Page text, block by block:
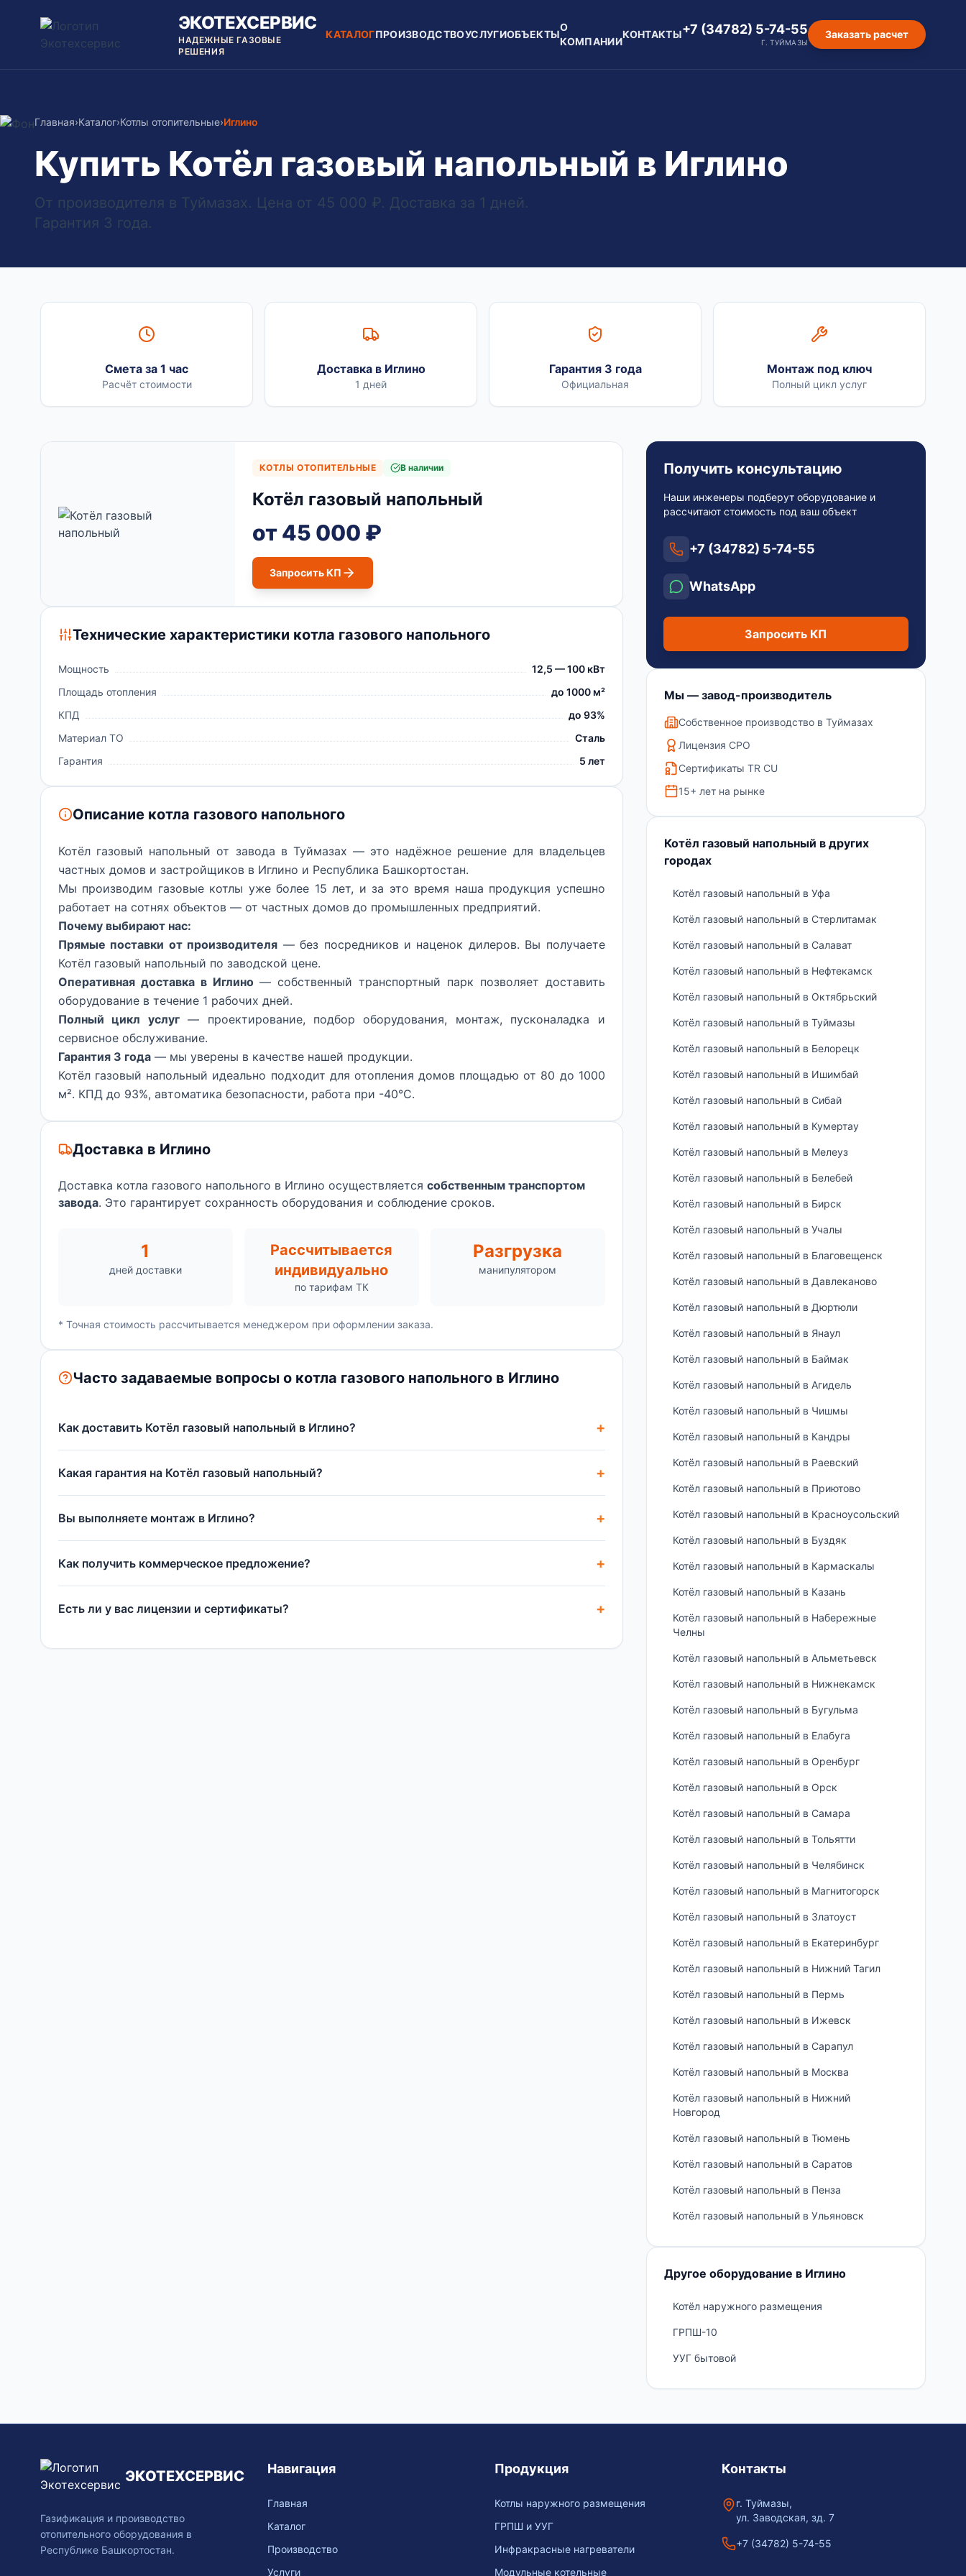
ЭКОТЕХСЕРВИС
НАДЕЖНЫЕ ГАЗОВЫЕ
РЕШЕНИЯ
КАТАЛОГПРОИЗВОДСТВОУСЛУГИОБЪЕКТЫ
О
КОМПАНИИ
КОНТАКТЫ+7 (34782) 5-74-55
Г. ТУЙМАЗЫ
Заказать расчет
Главная›Каталог›Котлы отопительные›Иглино
Купить Котёл газовый напольный в Иглино
От производителя в Туймазах. Цена от 45 000 ₽. Доставка за 1 дней.
Гарантия 3 года.
Смета за 1 час
Расчёт стоимости
Доставка в Иглино
1 дней
Гарантия 3 года
Официальная
Монтаж под ключ
Полный цикл услуг
КОТЛЫ ОТОПИТЕЛЬНЫЕ В наличии
Котёл газовый напольный
от 45 000 ₽
Запросить КП
Технические характеристики котла газового напольного
Мощность
12,5 — 100 кВт
Площадь отопления
до 1000 м²
КПД
до 93%
Материал ТО
Сталь
Гарантия
5 лет
Описание котла газового напольного
Котёл газовый напольный от завода в Туймазах — это надёжное решение для владельцев
частных домов и застройщиков в Иглино и Республика Башкортостан.
Мы производим газовые котлы уже более 15 лет, и за это время наша продукция успешно
работает на сотнях объектов — от частных домов до промышленных предприятий.
Почему выбирают нас:
Прямые поставки от производителя — без посредников и наценок дилеров. Вы получаете
Котёл газовый напольный по заводской цене.
Оперативная доставка в Иглино— собственный транспортный парк позволяет доставить
оборудование в течение 1 рабочих дней.
Полный цикл услуг— проектирование, подбор оборудования, монтаж, пусконаладка и
сервисное обслуживание.
Гарантия 3 года — мы уверены в качестве нашей продукции.
Котёл газовый напольный идеально подходит для отопления домов площадью от 80 до 1000
м². КПД до 93%, автоматика безопасности, работа при -40°C.
Доставка в Иглино
Доставка котла газового напольного в Иглино осуществляется собственным транспортом
завода. Это гарантирует сохранность оборудования и соблюдение сроков.
1
дней доставки
Рассчитывается
индивидуально
по тарифам ТК
Разгрузка
манипулятором
* Точная стоимость рассчитывается менеджером при оформлении заказа.
Часто задаваемые вопросы о котла газового напольного в Иглино
Как доставить Котёл газовый напольный в Иглино?
Какая гарантия на Котёл газовый напольный?
Вы выполняете монтаж в Иглино?
Как получить коммерческое предложение?
Есть ли у вас лицензии и сертификаты?
Получить консультацию
Наши инженеры подберут оборудование и
рассчитают стоимость под ваш объект
+7 (34782) 5-74-55
WhatsApp
Запросить КП
Мы — завод-производитель
Собственное производство в Туймазах
Лицензия СРО
Сертификаты TR CU
15+ лет на рынке
Котёл газовый напольный в других
городах
Котёл газовый напольный в Уфа
Котёл газовый напольный в Стерлитамак
Котёл газовый напольный в Салават
Котёл газовый напольный в Нефтекамск
Котёл газовый напольный в Октябрьский
Котёл газовый напольный в Туймазы
Котёл газовый напольный в Белорецк
Котёл газовый напольный в Ишимбай
Котёл газовый напольный в Сибай
Котёл газовый напольный в Кумертау
Котёл газовый напольный в Мелеуз
Котёл газовый напольный в Белебей
Котёл газовый напольный в Бирск
Котёл газовый напольный в Учалы
Котёл газовый напольный в Благовещенск
Котёл газовый напольный в Давлеканово
Котёл газовый напольный в Дюртюли
Котёл газовый напольный в Янаул
Котёл газовый напольный в Баймак
Котёл газовый напольный в Агидель
Котёл газовый напольный в Чишмы
Котёл газовый напольный в Кандры
Котёл газовый напольный в Раевский
Котёл газовый напольный в Приютово
Котёл газовый напольный в Красноусольский
Котёл газовый напольный в Буздяк
Котёл газовый напольный в Кармаскалы
Котёл газовый напольный в Казань
Котёл газовый напольный в Набережные
Челны
Котёл газовый напольный в Альметьевск
Котёл газовый напольный в Нижнекамск
Котёл газовый напольный в Бугульма
Котёл газовый напольный в Елабуга
Котёл газовый напольный в Оренбург
Котёл газовый напольный в Орск
Котёл газовый напольный в Самара
Котёл газовый напольный в Тольятти
Котёл газовый напольный в Челябинск
Котёл газовый напольный в Магнитогорск
Котёл газовый напольный в Златоуст
Котёл газовый напольный в Екатеринбург
Котёл газовый напольный в Нижний Тагил
Котёл газовый напольный в Пермь
Котёл газовый напольный в Ижевск
Котёл газовый напольный в Сарапул
Котёл газовый напольный в Москва
Котёл газовый напольный в Нижний
Новгород
Котёл газовый напольный в Тюмень
Котёл газовый напольный в Саратов
Котёл газовый напольный в Пенза
Котёл газовый напольный в Ульяновск
Другое оборудование в Иглино
Котёл наружного размещения
ГРПШ-10
УУГ бытовой
ЭКОТЕХСЕРВИС
Газификация и производство
отопительного оборудования в
Республике Башкортостан.
Навигация
Главная
Каталог
Производство
Услуги
Продукция
Котлы наружного размещения
ГРПШ и УУГ
Инфракрасные нагреватели
Модульные котельные
Контакты
г. Туймазы,
ул. Заводская, зд. 7
+7 (34782) 5-74-55